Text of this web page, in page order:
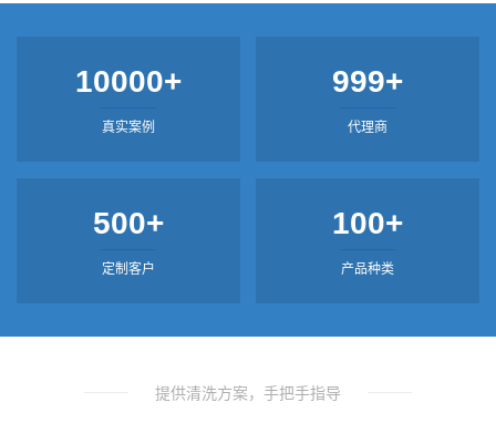
10000+
真实案例
999+
代理商
500+
定制客户
100+
产品种类
提供清洗方案，手把手指导